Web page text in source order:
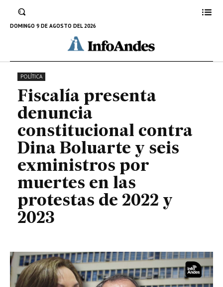
DOMINGO 9 DE AGOSTO DEL 2026
muertes en las protestas de 2022
y 2023
30 DE JULIO DE 2024
POLÍTICA
Fiscalía presenta
denuncia
constitucional contra
Dina Boluarte y seis
exministros por
muertes en las
protestas de 2022 y
2023